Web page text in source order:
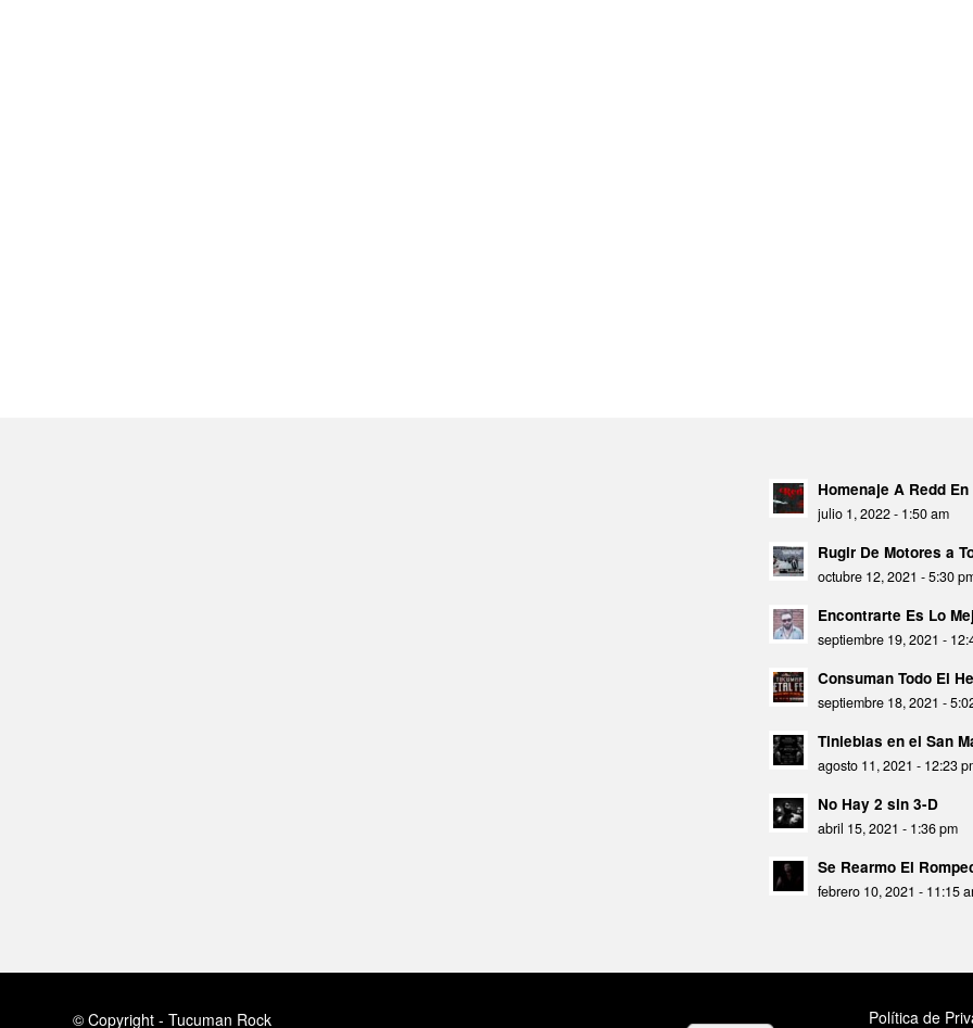
Homenaje A Redd
julio 1, 2022 - 1:50 am
Rugir De Motores a
octubre 12, 2021 - 5:30
Encontrarte Es Lo
septiembre 19, 2021 -
Consuman Todo El
septiembre 18, 2021 -
Tinieblas en el San
agosto 11, 2021 - 12:23
No Hay 2 sin 3-D
abril 15, 2021 - 1:36 pm
Se Rearmo El
febrero 10, 2021 - 11:15
© Copyright - Tucuman Rock Política de